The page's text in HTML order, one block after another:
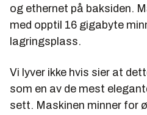
og ethernet på baksiden.
med opptil 16 gigabyte
lagringsplass.
Vi lyver ikke hvis sier at
som en av de mest
sett. Maskinen minner for